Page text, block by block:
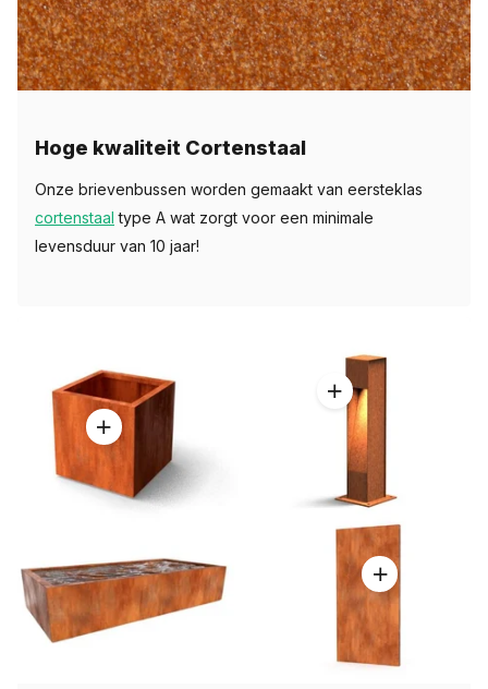
Hoge kwaliteit Cortenstaal
Onze brievenbussen worden gemaakt van eersteklas
cortenstaal type A wat zorgt voor een minimale
levensduur van 10 jaar!